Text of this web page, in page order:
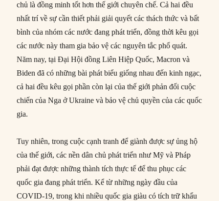
chủ là đồng minh tốt hơn thế giới chuyên chế. Cả hai đều
nhất trí về sự cần thiết phải giải quyết các thách thức và bất
bình của nhóm các nước đang phát triển, đồng thời kêu gọi
các nước này tham gia bảo vệ các nguyên tắc phổ quát.
Năm nay, tại Đại Hội đồng Liên Hiệp Quốc, Macron và
Biden đã có những bài phát biểu giống nhau đến kinh ngạc,
cả hai đều kêu gọi phần còn lại của thế giới phản đối cuộc
chiến của Nga ở Ukraine và bảo vệ chủ quyền của các quốc
gia.
Tuy nhiên, trong cuộc cạnh tranh để giành được sự ủng hộ
của thế giới, các nền dân chủ phát triển như Mỹ và Pháp
phải đạt được những thành tích thực tế để thu phục các
quốc gia đang phát triển. Kể từ những ngày đầu của
COVID-19, trong khi nhiều quốc gia giàu có tích trữ khẩu